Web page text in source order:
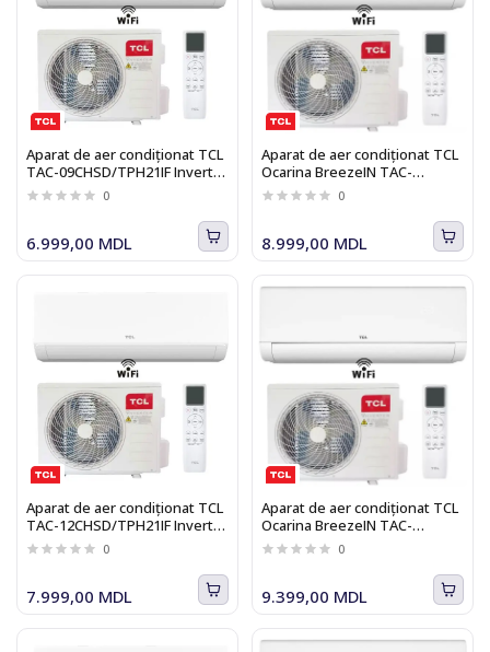
Aparat de aer condiționat TCL
TAC-09CHSD/TPH21IF Inverter
R32 WI-FI BreezeIN 2.0
0
6.999,00 MDL
Aparat de aer condiționat TCL
Ocarina BreezeIN TAC-
09CHSD/UG11V3AHB Heat
Pump Inverter WI-FI
0
8.999,00 MDL
Aparat de aer condiționat TCL
TAC-12CHSD/TPH21IF Inverter
R32 WI-FI BreezeIN 2.0
0
7.999,00 MDL
Aparat de aer condiționat TCL
Ocarina BreezeIN TAC-
12CHSD/UG11V3AHB Heat
Pump Inverter WI-FI
0
9.399,00 MDL